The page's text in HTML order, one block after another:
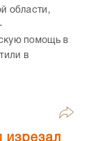
области,
помощь в
в
изрезал